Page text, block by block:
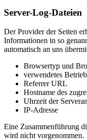
Server-Log-Dateien
Der Provider der Seiten
Informationen in so
automatisch an uns
Browsertyp und
verwendetes
Referrer URL
Hostname des
Uhrzeit der
IP-Adresse
Eine Zusammenführung
wird nicht vorgenommen.